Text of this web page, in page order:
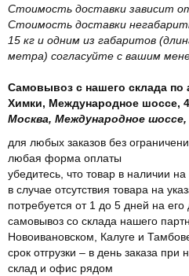
Стоимость доставки зависит
Стоимость доставки
15 кг и одним из габаритов
метра) согласуйте с вашим
Самовывоз с нашего склада по
Химки, Международное шоссе,
Москва, Международное шоссе,
для любых заказов без
любая форма оплаты
убедитесь, что товар в наличии
в случае отсутствия товара на
потребуется от 1 до 5 дней на его
самовывоз со склада нашего
Новоивановском, Калуге и
срок отгрузки – в день заказа при
склад и офис рядом